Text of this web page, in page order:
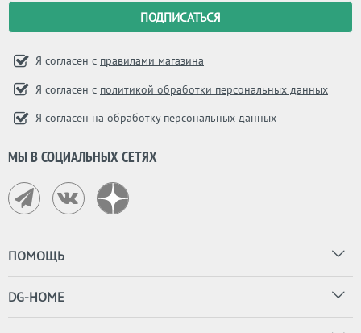
Я согласен с правилами магазина
Я согласен с политикой обработки персональных данных
Я согласен на обработку персональных данных
МЫ В СОЦИАЛЬНЫХ СЕТЯХ
ПОМОЩЬ
DG-HOME